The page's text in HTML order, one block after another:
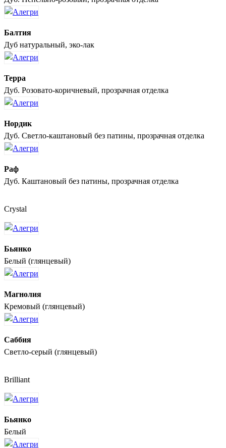
Балтия
Дуб натуральный, эко-лак
Терра
Дуб. Розовато-коричневый, прозрачная отделка
Нордик
Дуб. Светло-каштановый без патины, прозрачная отделка
Раф
Дуб. Каштановый без патины, прозрачная отделка
Crystal
Бьянко
Белый (глянцевый)
Магнолия
Кремовый (глянцевый)
Саббия
Светло-серый (глянцевый)
Brilliant
Бьянко
Белый